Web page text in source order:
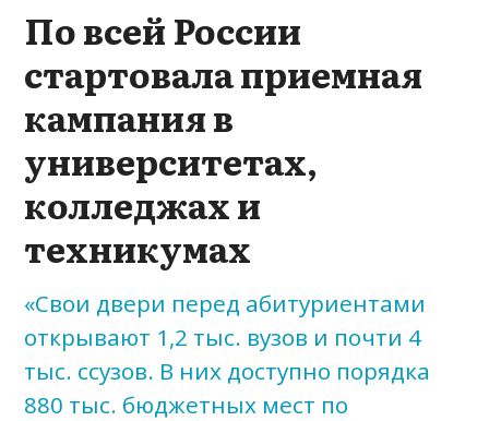
По всей России
стартовала приемная
кампания в
университетах,
колледжах и
техникумах
«Свои двери перед абитуриентами
открывают 1,2 тыс. вузов и почти 4
тыс. ссузов. В них доступно порядка
880 тыс. бюджетных мест по